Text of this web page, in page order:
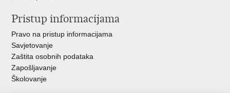
Pristup informacijama
Pravo na pristup informacijama
Savjetovanje
Zaštita osobnih podataka
Zapošljavanje
Školovanje